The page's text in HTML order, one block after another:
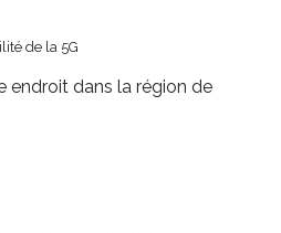
de la 5G
endroit dans la région de